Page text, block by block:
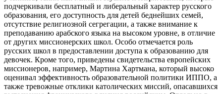
подчеркивали бесплатный и либеральный характер русского
образования, его доступность для детей беднейших семей,
отсутствие религиозной сегрегации, а также внимание к
преподаванию арабского языка на высоком уровне, в отличие
от других миссионерских школ. Особо отмечается роль
русских школ в предоставлении доступа к образованию для
девочек. Кроме того, приведены свидетельства европейских
миссионеров, например, Мартина Хартмана, который высоко
оценивал эффективность образовательной политики ИППО, а
также тревожные отклики католических миссий, опасавшихся